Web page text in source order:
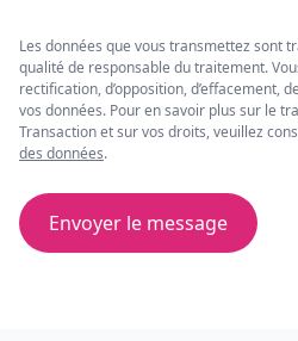
Les données que vous transmettez sont
qualité de responsable du traitement.
rectification, d’opposition, d’effacement,
vos données. Pour en savoir plus sur le
Transaction et sur vos droits, veuillez
des données.
Envoyer le message